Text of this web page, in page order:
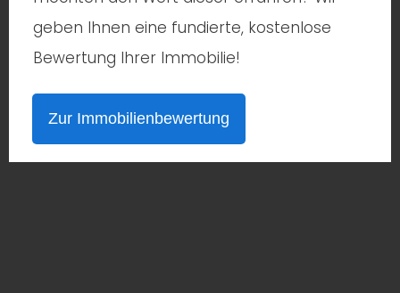
geben Ihnen eine fundierte, kostenlose
Bewertung Ihrer Immobilie!
Zur Immobilienbewertung